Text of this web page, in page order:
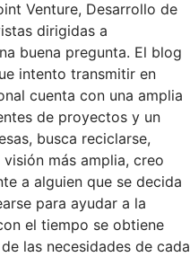
Venture, Desarrollo de
dirigidas a
buena pregunta. El blog
intento transmitir en
cuenta con una amplia
de proyectos y un
busca reciclarse,
más amplia, creo
a alguien que se decida
para ayudar a la
el tiempo se obtiene
las necesidades de cada